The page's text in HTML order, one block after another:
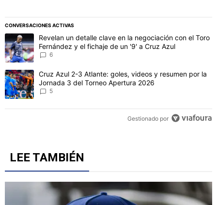
CONVERSACIONES ACTIVAS
Este listado muestra los artículos con más comentarios en los
Un artículo de tendencia con el título "Revelan un detalle clave
Revelan un detalle clave en la negociación con el Toro
Fernández y el fichaje de un '9' a Cruz Azul
6
Un artículo de tendencia con el título "Cruz Azul 2-3 Atlante:
Cruz Azul 2-3 Atlante: goles, videos y resumen por la
Jornada 3 del Torneo Apertura 2026
5
Gestionado por
LEE TAMBIÉN